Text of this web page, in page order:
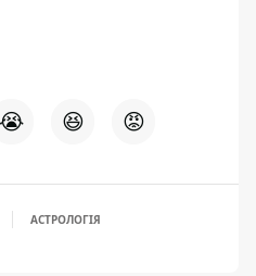
😭 😆 😡
АСТРОЛОГІЯ